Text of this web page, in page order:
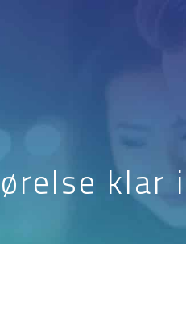
klar